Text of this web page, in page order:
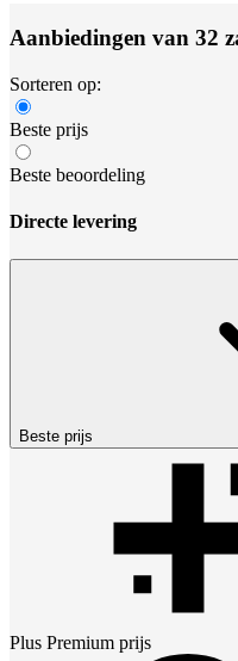
Aanbiedingen van 32
Sorteren op:
Beste prijs
Beste beoordeling
Directe levering
Beste prijs
Plus Premium prijs